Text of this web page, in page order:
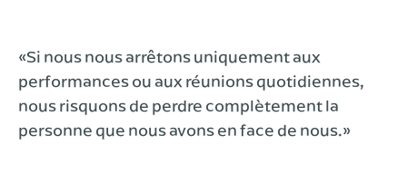
«Si nous nous arrêtons uniquement aux
performances ou aux réunions quotidiennes,
nous risquons de perdre complètement la
personne que nous avons en face de nous.»